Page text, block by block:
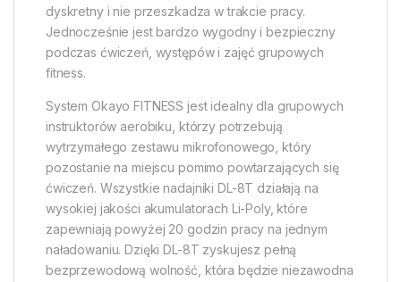
dyskretny i nie przeszkadza w trakcie pracy.
Jednocześnie jest bardzo wygodny i bezpieczny
podczas ćwiczeń, występów i zajęć grupowych
fitness.
System Okayo FITNESS jest idealny dla grupowych
instruktorów aerobiku, którzy potrzebują
wytrzymałego zestawu mikrofonowego, który
pozostanie na miejscu pomimo powtarzających się
ćwiczeń. Wszystkie nadajniki DL-8T działają na
wysokiej jakości akumulatorach Li-Poly, które
zapewniają powyżej 20 godzin pracy na jednym
naładowaniu. Dzięki DL-8T zyskujesz pełną
bezprzewodową wolność, która będzie niezawodna